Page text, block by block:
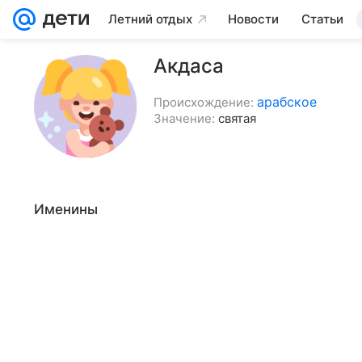
Летний отдых Новости Статьи
Акдаса
Происхождение: арабское
Значение: святая
Именины